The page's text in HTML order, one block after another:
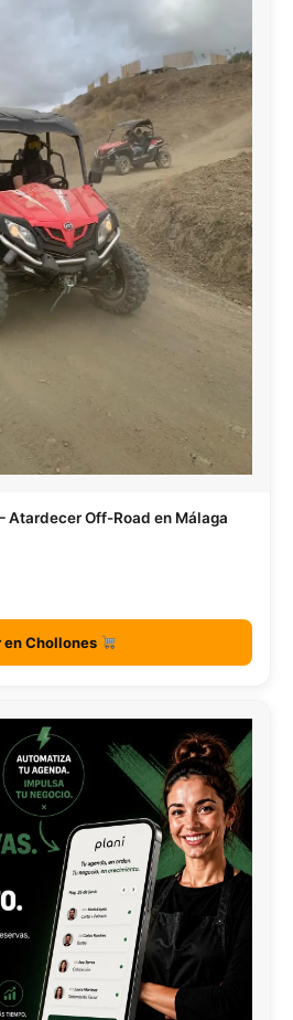
Atardecer Off-Road en Málaga
en Chollones